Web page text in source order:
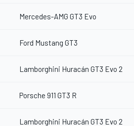
Mercedes-AMG GT3 Evo
Ford Mustang GT3
Lamborghini Huracán GT3 Evo 2
Porsche 911 GT3 R
Lamborghini Huracán GT3 Evo 2